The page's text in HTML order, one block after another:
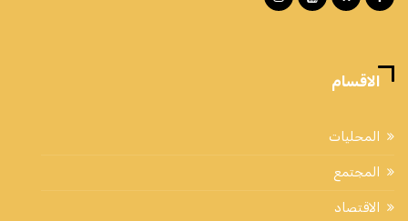
الاقسام
المحليات
المجتمع
الاقتصاد